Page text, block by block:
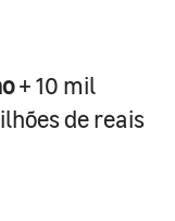
+ 10 mil
de reais